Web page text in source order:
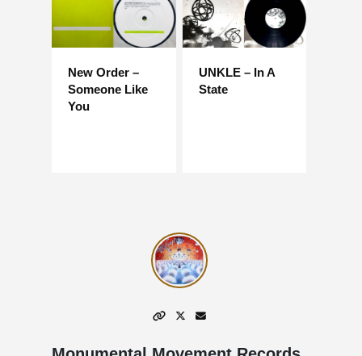
New Order –
Someone Like
You
UNKLE – In A
State